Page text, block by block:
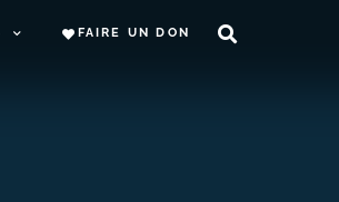
FAIRE UN DON